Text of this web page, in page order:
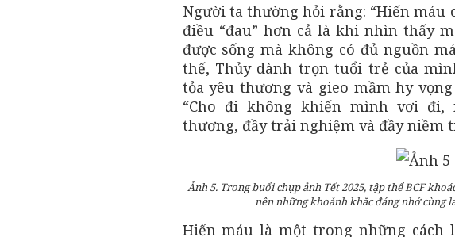
Người ta thường hỏi rằng: “Hiến máu
điều “đau” hơn cả là khi nhìn thấy
được sống mà không có đủ nguồn
thế, Thủy dành trọn tuổi trẻ của
tỏa yêu thương và gieo mầm hy vọng
“Cho đi không khiến mình vơi
thương, đầy trải nghiệm và đầy niềm
Ảnh 5. Trong buổi chụp ảnh Tết 2025, tập thể BCF
nên những khoảnh khắc đáng nhớ cùng
Hiến máu là một trong những cách